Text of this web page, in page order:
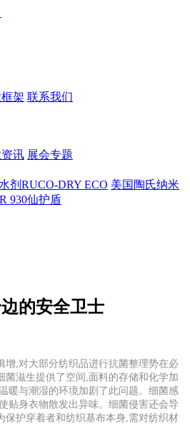
架 联系我们
讯 展会专题
剂RUCO-DRY ECO 美国陶氏纳米
930仙护盾
的安全卫士
增 ,对大部分纺织品进行抗菌整理势在必
菌滋生提供了空间,面料的存储和化学加
暖与潮湿的环境加剧了此问题。细菌感
贴身衣物散发出异味。细菌侵害还会导
保护穿着者和纺织基布本身,需对纺织材